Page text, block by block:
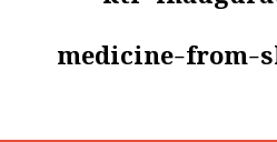
medicine-